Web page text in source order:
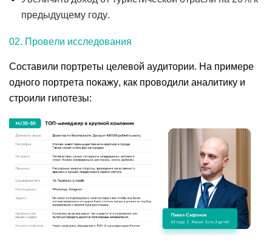
предыдущему году.
02. Провели исследования
Составили портреты целевой аудитории. На примере
одного портрета покажу, как проводили аналитику и
строили гипотезы: